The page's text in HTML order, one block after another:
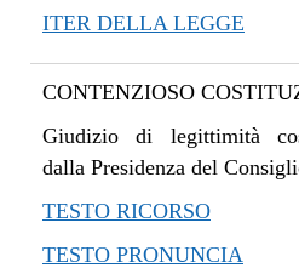
ITER DELLA LEGGE
CONTENZIOSO
Giudizio di legittimità
dalla Presidenza del
TESTO RICORSO
TESTO PRONUNCIA